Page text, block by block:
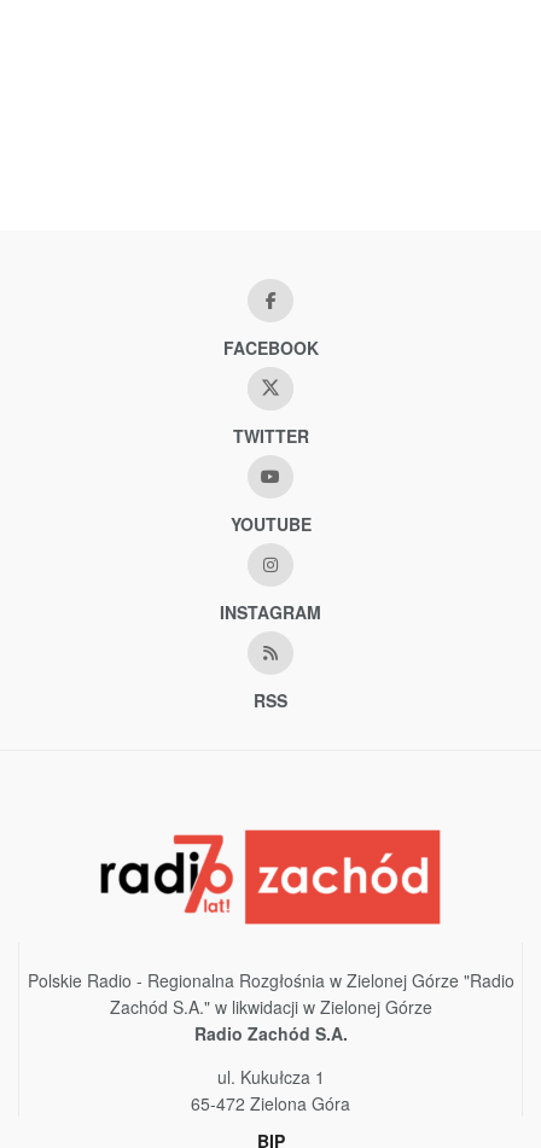
FACEBOOK
TWITTER
YOUTUBE
INSTAGRAM
RSS
Polskie Radio - Regionalna Rozgłośnia w Zielonej Górze "Radio
Zachód S.A." w likwidacji w Zielonej Górze
Radio Zachód S.A.
ul. Kukułcza 1
65-472 Zielona Góra
BIP